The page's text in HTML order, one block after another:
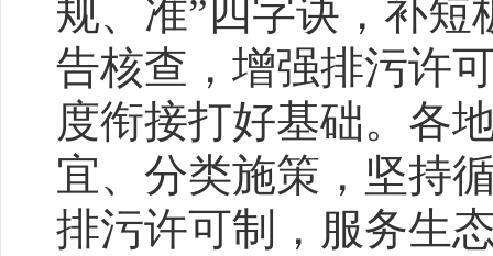
规、准”四字诀，补
告核查，增强排污许
度衔接打好基础。各
宜、分类施策，坚持
排污许可制，服务生